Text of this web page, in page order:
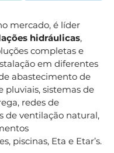
mercado, é líder
hidráulicas,
completas e
em diferentes
abastecimento de
pluviais, sistemas de
redes de
de ventilação natural,
piscinas, Eta e Etar’s.